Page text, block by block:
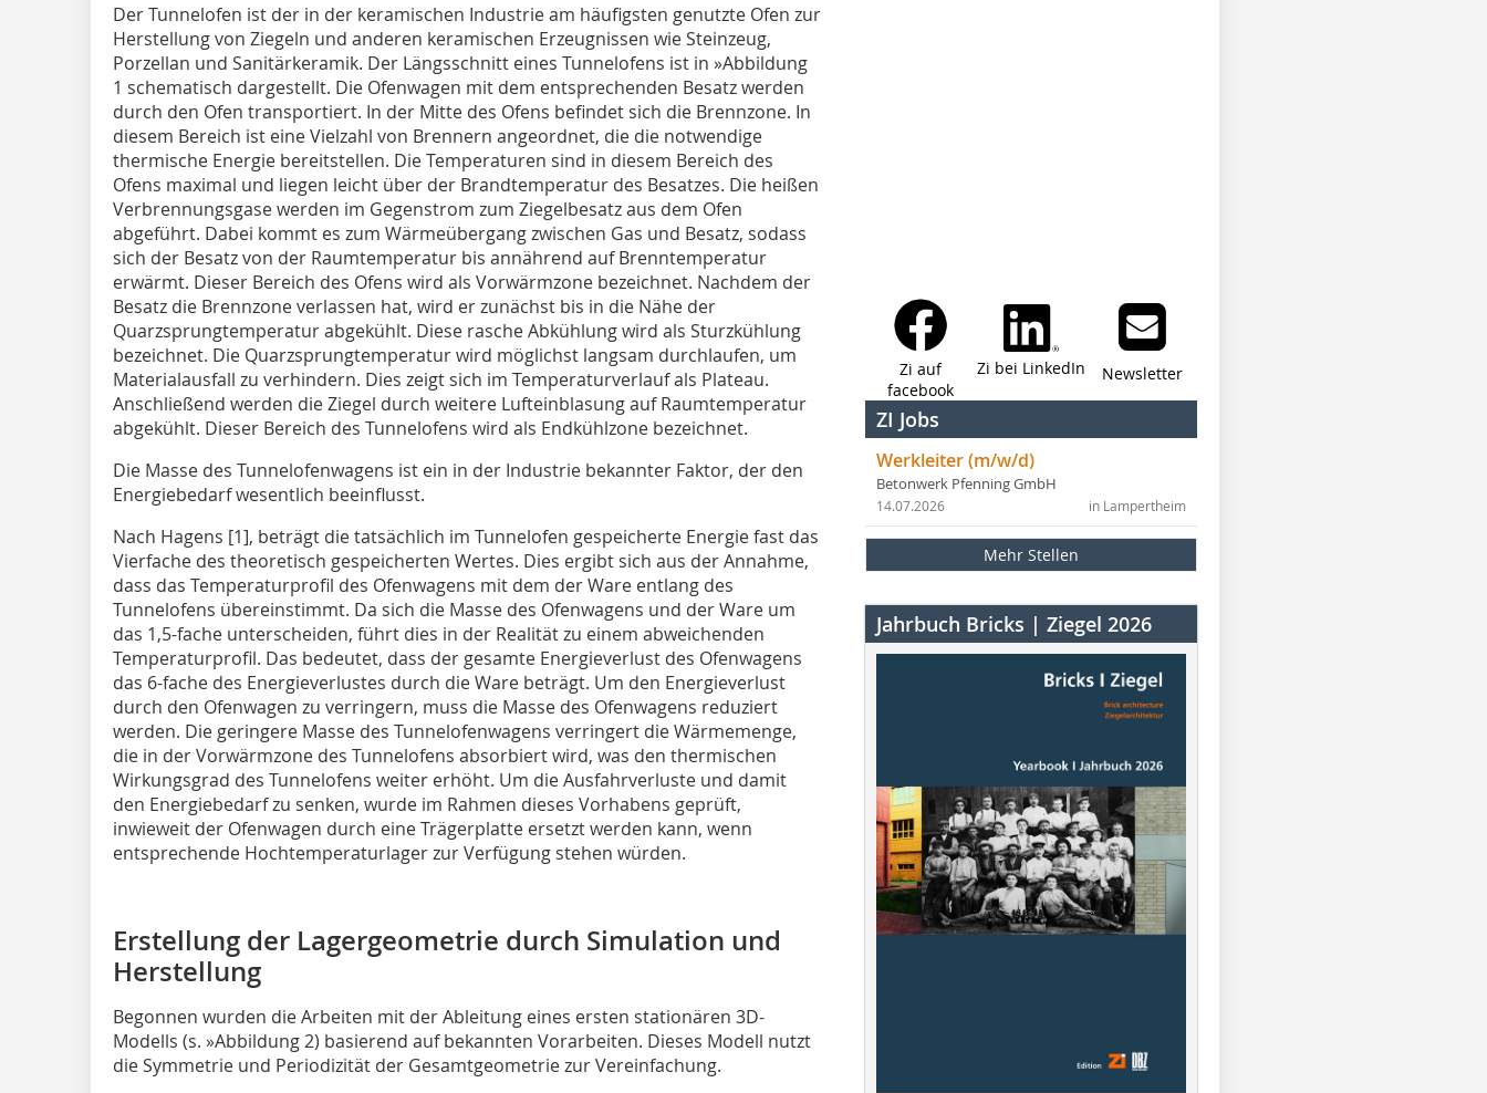
Der Tunnelofen ist der in der keramischen Industrie am häufigsten genutzte Ofen zur
Herstellung von Ziegeln und anderen keramischen Erzeugnissen wie Steinzeug,
Porzellan und Sanitärkeramik. Der Längsschnitt eines Tunnelofens ist in »Abbildung
1 schematisch dargestellt. Die Ofenwagen mit dem entsprechenden Besatz werden
durch den Ofen transportiert. In der Mitte des Ofens befindet sich die Brennzone. In
diesem Bereich ist eine Vielzahl von Brennern angeordnet, die die notwendige
thermische Energie bereitstellen. Die Temperaturen sind in diesem Bereich des
Ofens maximal und liegen leicht über der Brandtemperatur des Besatzes. Die heißen
Verbrennungsgase werden im Gegenstrom zum Ziegelbesatz aus dem Ofen
abgeführt. Dabei kommt es zum Wärmeübergang zwischen Gas und Besatz, sodass
sich der Besatz von der Raumtemperatur bis annährend auf Brenntemperatur
erwärmt. Dieser Bereich des Ofens wird als Vorwärmzone bezeichnet. Nachdem der
Besatz die Brennzone verlassen hat, wird er zunächst bis in die Nähe der
Quarzsprungtemperatur abgekühlt. Diese rasche Abkühlung wird als Sturzkühlung
bezeichnet. Die Quarzsprungtemperatur wird möglichst langsam durchlaufen, um
Materialausfall zu verhindern. Dies zeigt sich im Temperaturverlauf als Plateau.
Anschließend werden die Ziegel durch weitere Lufteinblasung auf Raumtemperatur
abgekühlt. Dieser Bereich des Tunnelofens wird als Endkühlzone bezeichnet.
Die Masse des Tunnelofenwagens ist ein in der Industrie bekannter Faktor, der den
Energiebedarf wesentlich beeinflusst.
Nach Hagens [1], beträgt die tatsächlich im Tunnelofen gespeicherte Energie fast das
Vierfache des theoretisch gespeicherten Wertes. Dies ergibt sich aus der Annahme,
dass das Temperaturprofil des Ofenwagens mit dem der Ware entlang des
Tunnelofens übereinstimmt. Da sich die Masse des Ofenwagens und der Ware um
das 1,5-fache unterscheiden, führt dies in der Realität zu einem abweichenden
Temperaturprofil. Das bedeutet, dass der gesamte Energieverlust des Ofenwagens
das 6-fache des Energieverlustes durch die Ware beträgt. Um den Energieverlust
durch den Ofenwagen zu verringern, muss die Masse des Ofenwagens reduziert
werden. Die geringere Masse des Tunnelofenwagens verringert die Wärmemenge,
die in der Vorwärmzone des Tunnelofens absorbiert wird, was den thermischen
Wirkungsgrad des Tunnelofens weiter erhöht. Um die Ausfahrverluste und damit
den Energiebedarf zu senken, wurde im Rahmen dieses Vorhabens geprüft,
inwieweit der Ofenwagen durch eine Trägerplatte ersetzt werden kann, wenn
entsprechende Hochtemperaturlager zur Verfügung stehen würden.
Erstellung der Lagergeometrie durch Simulation und
Herstellung
Begonnen wurden die Arbeiten mit der Ableitung eines ersten stationären 3D-
Modells (s. »Abbildung 2) basierend auf bekannten Vorarbeiten. Dieses Modell nutzt
die Symmetrie und Periodizität der Gesamtgeometrie zur Vereinfachung.
Zi auf
facebook
Zi bei LinkedIn Newsletter
ZI Jobs
Werkleiter (m/w/d)
Betonwerk Pfenning GmbH
in Lampertheim
14.07.2026
Mehr Stellen
Jahrbuch Bricks | Ziegel 2026